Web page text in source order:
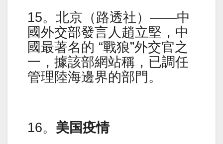
15。北京（路透社）——中
國外交部發言人趙立堅，中
國最著名的 “戰狼”外交官之
一，據該部網站稱，已調任
管理陸海邊界的部門。
16。 美国疫情